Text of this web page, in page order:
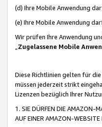
(d) Ihre Mobile Anwendung
(e) Ihre Mobile Anwendung
Wir prüfen Ihre Anwendung
„Zugelassene Mobile
Diese Richtlinien gelten für
müssen jederzeit strikt
Lizenzen bezüglich Ihrer
1. SIE DÜRFEN DIE AMAZON-
AUF EINER AMAZON-WEBSITE